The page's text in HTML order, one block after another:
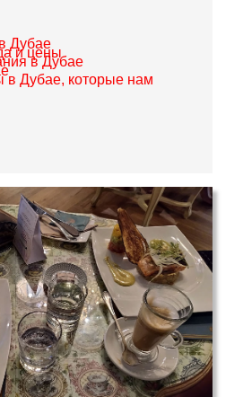
Дубае
и цены
в Дубае
в Дубае, которые нам